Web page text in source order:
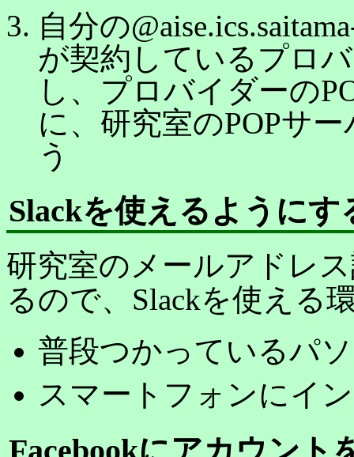
自分の
が契約しているプロ
し、プロバイダーの
に、研究室のPOPサ
う
Slackを使えるようにす
研究室のメールアドレ
るので、Slackを使える
普段つかっているパ
スマートフォンにイ